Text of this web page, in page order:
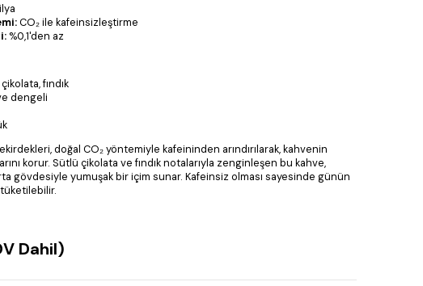
CO₂ ile kafeinsizleştirme
%0,1'den az
fındık
dengeli
doğal CO₂ yöntemiyle kafeininden arındırılarak, kahvenin
korur. Sütlü çikolata ve fındık notalarıyla zenginleşen bu kahve,
gövdesiyle yumuşak bir içim sunar. Kafeinsiz olması sayesinde günün
Dahil)